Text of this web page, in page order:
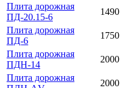
Плита дорожная
ПД-20.15-6
1490
Плита дорожная
ПД-6
1750
Плита дорожная
ПДН-14
2000
Плита дорожная
2000